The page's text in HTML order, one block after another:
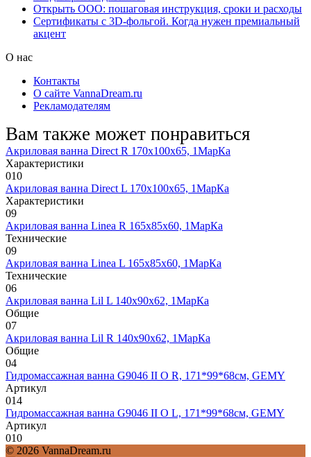
Открыть ООО: пошаговая инструкция, сроки и расходы
Сертификаты с 3D-фольгой. Когда нужен премиальный
акцент
О нас
Контакты
О сайте VannaDream.ru
Рекламодателям
Вам также может понравиться
Акриловая ванна Direct R 170х100х65, 1МарКа
Характеристики
010
Акриловая ванна Direct L 170х100х65, 1МарКа
Характеристики
09
Акриловая ванна Linea R 165х85х60, 1МарКа
Технические
09
Акриловая ванна Linea L 165х85х60, 1МарКа
Технические
06
Акриловая ванна Lil L 140х90х62, 1МарКа
Общие
07
Акриловая ванна Lil R 140х90х62, 1МарКа
Общие
04
Гидромассажная ванна G9046 II O R, 171*99*68см, GEMY
Артикул
014
Гидромассажная ванна G9046 II O L, 171*99*68см, GEMY
Артикул
010
© 2026 VannaDream.ru